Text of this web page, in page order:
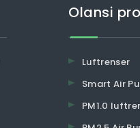
Olansi
Luftrenser
Smart Air
PM1.0